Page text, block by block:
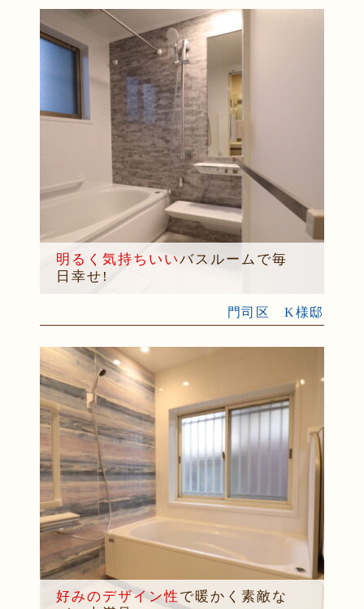
明るく気持ちいいバスルームで毎
日幸せ!
門司区 K様邸
好みのデザイン性 で暖かく素敵な